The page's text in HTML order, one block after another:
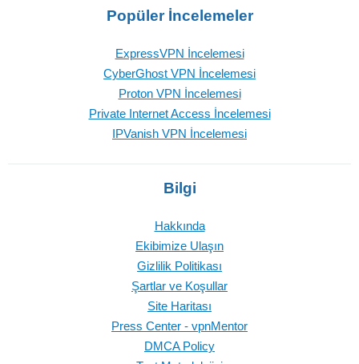
Popüler İncelemeler
ExpressVPN İncelemesi
CyberGhost VPN İncelemesi
Proton VPN İncelemesi
Private Internet Access İncelemesi
IPVanish VPN İncelemesi
Bilgi
Hakkında
Ekibimize Ulaşın
Gizlilik Politikası
Şartlar ve Koşullar
Site Haritası
Press Center - vpnMentor
DMCA Policy